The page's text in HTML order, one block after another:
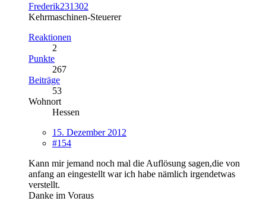
Frederik231302
Kehrmaschinen-Steuerer
Reaktionen
2
Punkte
267
Beiträge
53
Wohnort
Hessen
15. Dezember 2012
#154
Kann mir jemand noch mal die Auflösung sagen,die von
anfang an eingestellt war ich habe nämlich irgendetwas
verstellt.
Danke im Voraus